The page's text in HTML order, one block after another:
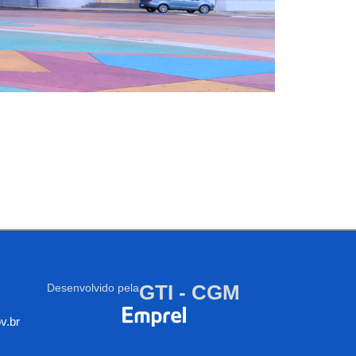
Desenvolvido pelaGTI - CGM